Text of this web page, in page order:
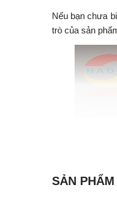
Nếu bạn chưa
trò của sản
SẢN